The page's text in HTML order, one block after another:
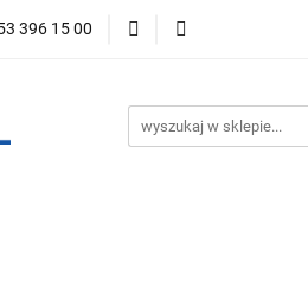
396 15 00
Nowości Zapowiedzi
Wydawnictwa